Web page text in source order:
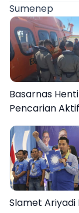
Sumenep
Basarnas
Pencarian
Orang Masih
Slamet Ariyadi